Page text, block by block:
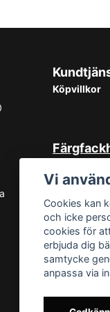
Köpvillkor
Hos oss på
sedan
med god
dig trygg
om det är i
online. Det
oss via mail
över 50år.
Vi
Cookies kan
och icke
cookies för
erbjuda dig
samtycke
anpassa via